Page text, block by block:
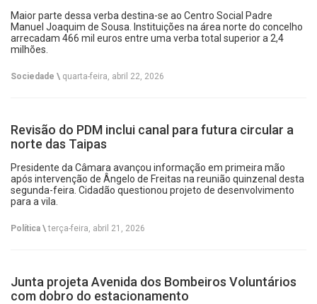
Maior parte dessa verba destina-se ao Centro Social Padre
Manuel Joaquim de Sousa. Instituições na área norte do concelho
arrecadam 466 mil euros entre uma verba total superior a 2,4
milhões.
Sociedade \ quarta-feira, abril 22, 2026
Revisão do PDM inclui canal para futura circular a
norte das Taipas
Presidente da Câmara avançou informação em primeira mão
após intervenção de Ângelo de Freitas na reunião quinzenal desta
segunda-feira. Cidadão questionou projeto de desenvolvimento
para a vila.
Política \terça-feira, abril 21, 2026
Junta projeta Avenida dos Bombeiros Voluntários
com dobro do estacionamento